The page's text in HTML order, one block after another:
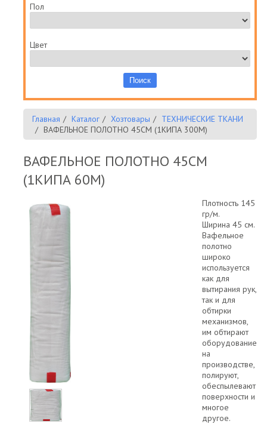
Пол
Цвет
Главная Каталог Хозтовары
ТЕХНИЧЕСКИЕ ТКАНИ
ВАФЕЛЬНОЕ ПОЛОТНО 45СМ (1КИПА 300М)
ВАФЕЛЬНОЕ ПОЛОТНО 45СМ
(1КИПА 60М)
Плотность 145
гр/м.
Ширина 45 см.
Вафельное
полотно
широко
используется
как для
вытирания рук,
так и для
обтирки
механизмов,
им обтирают
оборудование
на
производстве,
полируют,
обеспылевают
поверхности и
многое
другое.